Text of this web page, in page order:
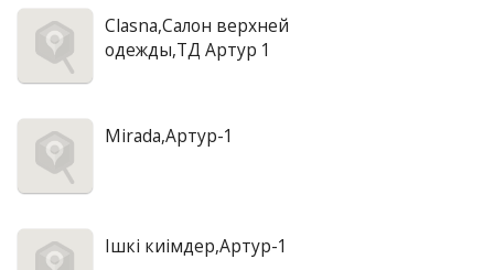
Clasna,Салон верхней
одежды,ТД Артур 1
Mirada,Артур-1
Iшкi киiмдер,Артур-1